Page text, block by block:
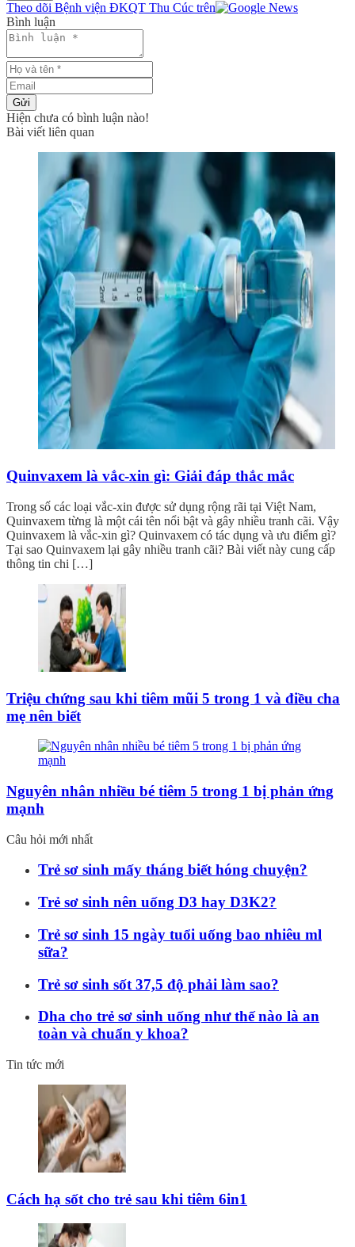
Theo dõi Bệnh viện ĐKQT Thu Cúc trên
Bình luận
Gửi
Hiện chưa có bình luận nào!
Bài viết liên quan
Quinvaxem là vắc-xin gì: Giải đáp thắc mắc
Trong số các loại vắc-xin được sử dụng rộng rãi tại Việt Nam,
Quinvaxem từng là một cái tên nổi bật và gây nhiều tranh cãi. Vậy
Quinvaxem là vắc-xin gì? Quinvaxem có tác dụng và ưu điểm gì?
Tại sao Quinvaxem lại gây nhiều tranh cãi? Bài viết này cung cấp
thông tin chi […]
Triệu chứng sau khi tiêm mũi 5 trong 1 và điều cha
mẹ nên biết
Nguyên nhân nhiều bé tiêm 5 trong 1 bị phản ứng
mạnh
Câu hỏi mới nhất
Trẻ sơ sinh mấy tháng biết hóng chuyện?
Trẻ sơ sinh nên uống D3 hay D3K2?
Trẻ sơ sinh 15 ngày tuổi uống bao nhiêu ml
sữa?
Trẻ sơ sinh sốt 37,5 độ phải làm sao?
Dha cho trẻ sơ sinh uống như thế nào là an
toàn và chuẩn y khoa?
Tin tức mới
Cách hạ sốt cho trẻ sau khi tiêm 6in1